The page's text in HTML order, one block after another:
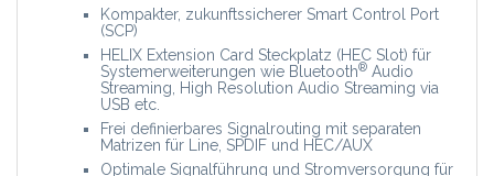
Kompakter, zukunftssicherer Smart Control Port
(SCP)
HELIX Extension Card Steckplatz (HEC Slot) für
Systemerweiterungen wie Bluetooth® Audio
Streaming, High Resolution Audio Streaming via
USB etc.
Frei definierbares Signalrouting mit separaten
Matrizen für Line, SPDIF und HEC/AUX
Optimale Signalführung und Stromversorgung für